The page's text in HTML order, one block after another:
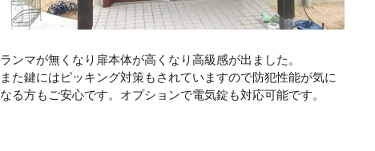
ランマが無くなり扉本体が高くなり高級感が出ました。
また鍵にはピッキング対策もされていますので防犯性能が気に
なる方もご安心です。オプションで電気錠も対応可能です。